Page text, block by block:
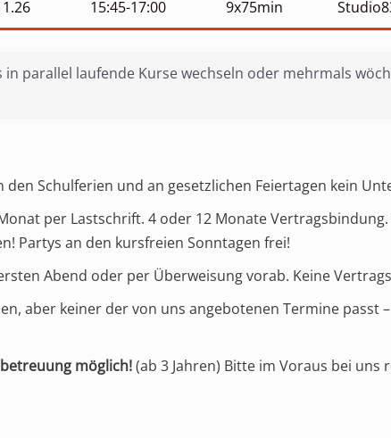
15:45-17:00 9x75min
in parallel laufende Kurse wechseln oder mehrmals
Schulferien und an gesetzlichen Feiertagen kein
per Lastschrift. 4 oder 12 Monate
Partys an den kursfreien Sonntagen frei!
Abend oder per Überweisung vorab. Keine
aber keiner der von uns angebotenen Termine passt
möglich!(ab 3 Jahren) Bitte im Voraus bei uns